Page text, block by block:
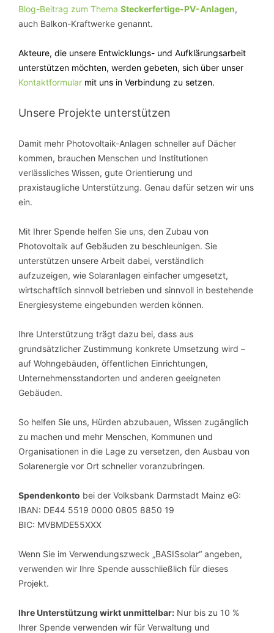
Blog-Beitrag zum Thema Steckerfertige-PV-Anlagen,
auch Balkon-Kraftwerke genannt.
Akteure, die unsere Entwicklungs- und Aufklärungsarbeit
unterstützen möchten, werden gebeten, sich über unser
Kontaktformular mit uns in Verbindung zu setzen.
Unsere Projekte unterstützen
Damit mehr Photovoltaik-Anlagen schneller auf Dächer
kommen, brauchen Menschen und Institutionen
verlässliches Wissen, gute Orientierung und
praxistaugliche Unterstützung. Genau dafür setzen wir uns
ein.
Mit Ihrer Spende helfen Sie uns, den Zubau von
Photovoltaik auf Gebäuden zu beschleunigen. Sie
unterstützen unsere Arbeit dabei, verständlich
aufzuzeigen, wie Solaranlagen einfacher umgesetzt,
wirtschaftlich sinnvoll betrieben und sinnvoll in bestehende
Energiesysteme eingebunden werden können.
Ihre Unterstützung trägt dazu bei, dass aus
grundsätzlicher Zustimmung konkrete Umsetzung wird –
auf Wohngebäuden, öffentlichen Einrichtungen,
Unternehmensstandorten und anderen geeigneten
Gebäuden.
So helfen Sie uns, Hürden abzubauen, Wissen zugänglich
zu machen und mehr Menschen, Kommunen und
Organisationen in die Lage zu versetzen, den Ausbau von
Solarenergie vor Ort schneller voranzubringen.
Spendenkonto bei der Volksbank Darmstadt Mainz eG:
IBAN: DE44 5519 0000 0805 8850 19
BIC: MVBMDE55XXX
Wenn Sie im Verwendungszweck „BASISsolar“ angeben,
verwenden wir Ihre Spende ausschließlich für dieses
Projekt.
Ihre Unterstützung wirkt unmittelbar: Nur bis zu 10 %
Ihrer Spende verwenden wir für Verwaltung und